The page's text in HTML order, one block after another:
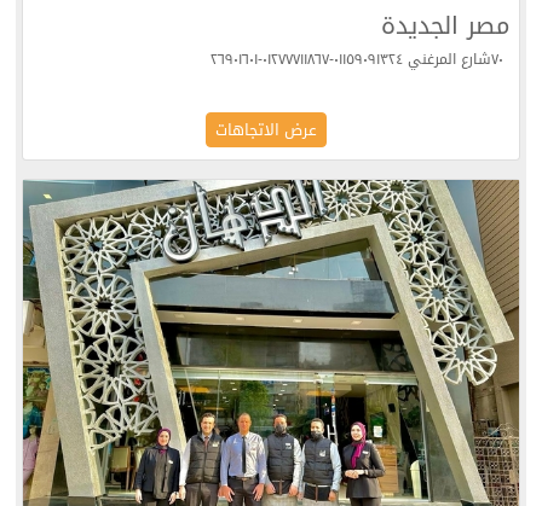
مصر الجديدة
٧٠شارع المرغني ٠١١٥٩٠٩١٣٢٤-٠١٢٧٧٧١١٨٦٧-٢٦٩٠١٦٠١
عرض الاتجاهات